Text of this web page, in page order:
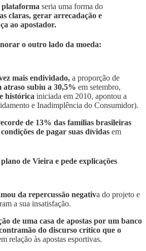
seria uma forma do
claras, gerar arrecadação e
ao apostador.
o outro lado da moeda:
mais endividado, a proporção de
atraso subiu a 30,5% em setembro,
histórica iniciada em 2010, apontou a
e Inadimplência do Consumidor).
de 13% das famílias brasileiras
de pagar suas dívidas em
de Vieira e pede explicações
da repercussão negativa do projeto e
a sua insatisfação.
de uma casa de apostas por um banco
do discurso crítico que o
relação às apostas esportivas.